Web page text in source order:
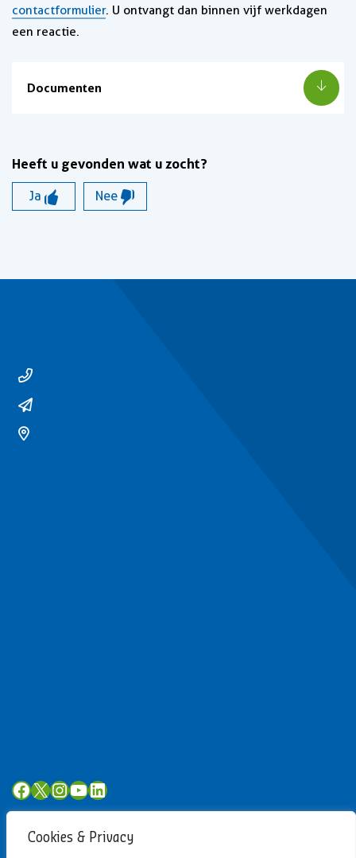
Cookies & Privacy
contactformulier. U ontvangt dan binnen vijf werkdagen
een reactie.
Documenten
Heeft u gevonden wat u zocht?
Ja Nee
Facebook
X Instagram
YouTube
LinkedIn